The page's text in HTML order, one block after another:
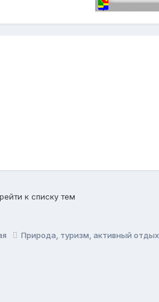
к списку тем
Природа, туризм, активный отдых